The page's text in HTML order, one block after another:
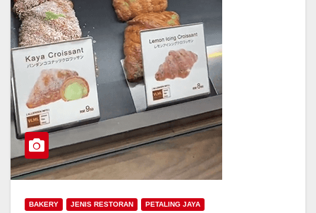
BAKERY JENIS RESTORAN PETALING JAYA